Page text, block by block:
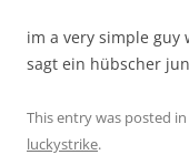
im a very simple guy
sagt ein hübscher
This entry was posted in
luckystrike.